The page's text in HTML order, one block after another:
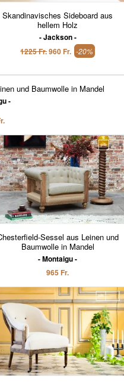
und Baumwolle in Mandel
Skandinavisches Sideboard aus
hellem Holz
Jackson
1225 Fr.960 Fr. -20%
Sessel aus Leinen und
Baumwolle in Mandel
Montaigu
965 Fr.